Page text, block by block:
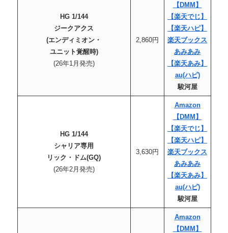
HG 1/144
ジークアクス
(エンディミオン・
ユニット覚醒時)
(26年1月発売)
2,860円
【DMM】
【楽天でじ】
【楽天ハピ】
楽天ブックス
あみあみ
【楽天あみ】
au(ハピ)
駿河屋
HG 1/144
シャリア専用
リック・ドム(GQ)
(26年2月発売)
3,630円
Amazon
【DMM】
【楽天でじ】
【楽天ハピ】
楽天ブックス
あみあみ
【楽天あみ】
au(ハピ)
駿河屋
Amazon
【DMM】